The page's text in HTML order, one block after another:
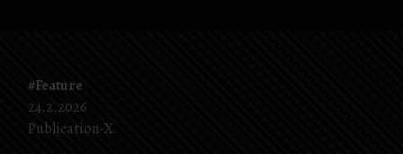
#Feature
24.2.2026
Publication-X